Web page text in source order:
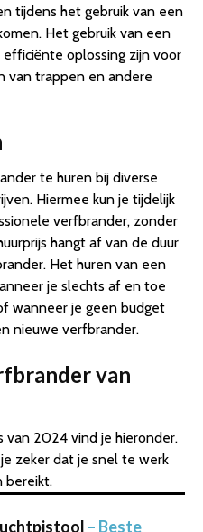
tijdens het gebruik van een
Het gebruik van een
oplossing zijn voor
van trappen en andere
te huren bij diverse
Hiermee kun je tijdelijk
verfbrander, zonder
hangt af van de duur
Het huren van een
je slechts af en toe
wanneer je geen budget
nieuwe verfbrander.
van
2024 vind je hieronder.
zeker dat je snel te werk
bereikt.
– Beste